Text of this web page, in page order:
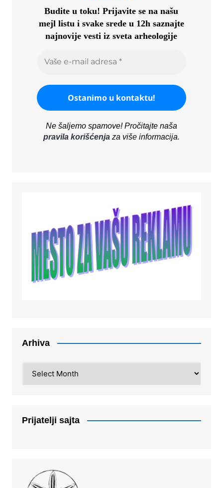
Budite u toku!Prijavite se na našu
mejl listu i svake srede u 12h saznajte
najnovije vesti iz sveta arheologije
Ne šaljemo spamove! Pročitajte naša
pravila korišćenjaza više informacija.
Arhiva
Prijatelji sajta